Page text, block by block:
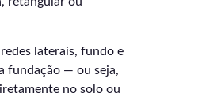
laterais, fundo e
fundação — ou seja,
no solo ou